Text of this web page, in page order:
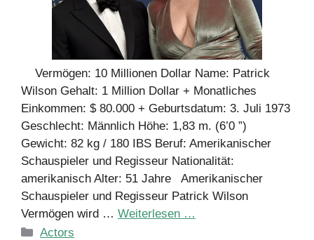
Vermögen: 10 Millionen Dollar Name: Patrick
Wilson Gehalt: 1 Million Dollar + Monatliches
Einkommen: $ 80.000 + Geburtsdatum: 3. Juli 1973
Geschlecht: Männlich Höhe: 1,83 m. (6’0 ”)
Gewicht: 82 kg / 180 IBS Beruf: Amerikanischer
Schauspieler und Regisseur Nationalität:
amerikanisch Alter: 51 Jahre Amerikanischer
Schauspieler und Regisseur Patrick Wilson
Vermögen wird … Weiterlesen …
Kategorien
Actors